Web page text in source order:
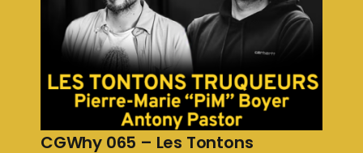
CGWhy 065 – Les Tontons